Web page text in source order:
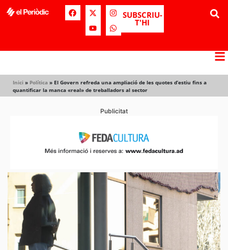
SUBSCRIU-
T'HI
Inici » Política » El Govern refreda una ampliació de les quotes d’estiu fins a
quantificar la manca «real» de treballadors al sector
Publicitat